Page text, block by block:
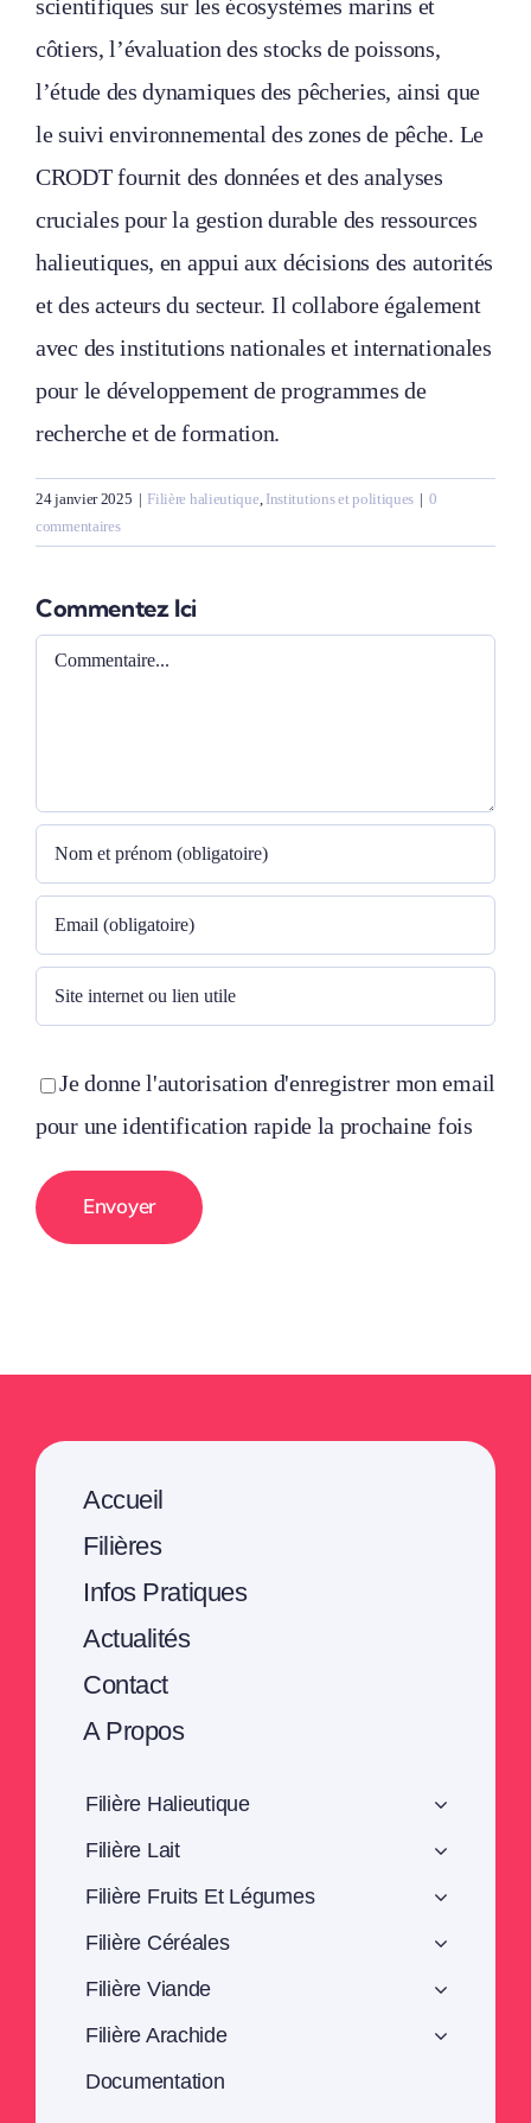
scientifiques sur les écosystèmes marins et
côtiers, l’évaluation des stocks de poissons,
l’étude des dynamiques des pêcheries, ainsi que
le suivi environnemental des zones de pêche. Le
CRODT fournit des données et des analyses
cruciales pour la gestion durable des ressources
halieutiques, en appui aux décisions des autorités
et des acteurs du secteur. Il collabore également
avec des institutions nationales et internationales
pour le développement de programmes de
recherche et de formation.
24 janvier 2025 | Filière halieutique Institutions et politiques | 0
commentaires
Commentez Ici
Comment
Je donne l'autorisation d'enregistrer mon email
pour une identification rapide la prochaine fois
Accueil
Filières
Infos Pratiques
Actualités
Contact
A Propos
Filière Halieutique
Filière Lait
Filière Fruits Et Légumes
Filière Céréales
Filière Viande
Filière Arachide
Documentation